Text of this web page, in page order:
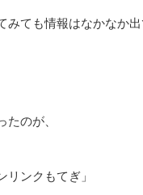
みても情報はなかなか
たのが、
リンクもてぎ」